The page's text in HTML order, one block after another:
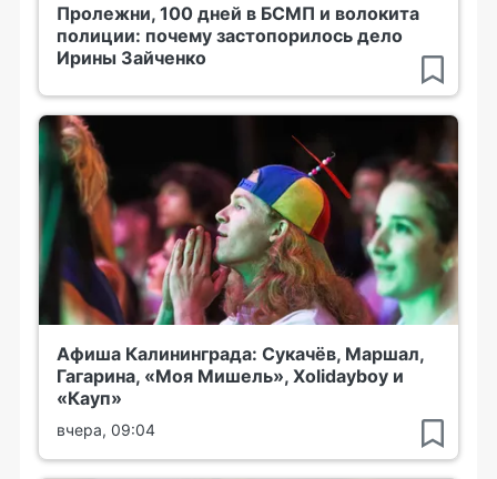
Пролежни, 100 дней в БСМП и волокита
полиции: почему застопорилось дело
Ирины Зайченко
Афиша Калининграда: Сукачёв, Маршал,
Гагарина, «Моя Мишель», Xolidayboy и
«Кауп»
вчера, 09:04